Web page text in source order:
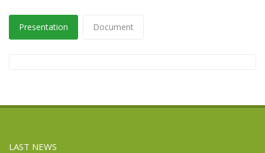
Presentation Document
LAST NEWS